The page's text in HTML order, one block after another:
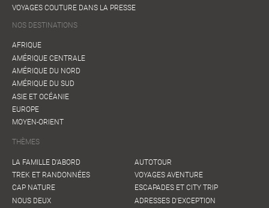
VOYAGES COUTURE DANS LA PRESSE
NOS DESTINATIONS
AFRIQUE
AMÉRIQUE CENTRALE
AMÉRIQUE DU NORD
AMÉRIQUE DU SUD
ASIE ET OCÉANIE
EUROPE
MOYEN-ORIENT
THÈMES
LA FAMILLE D'ABORD
TREK ET RANDONNÉES
CAP NATURE
NOUS DEUX
AUTOTOUR
VOYAGES AVENTURE
ESCAPADES ET CITY TRIP
ADRESSES D'EXCEPTION